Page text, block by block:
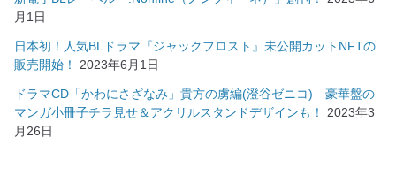
月1日
日本初！人気BLドラマ『ジャックフロスト』未公開カットNFTの
販売開始！
2023年6月1日
ドラマCD「かわにさざなみ」貴方の虜編(澄谷ゼニコ) 豪華盤の
マンガ小冊子チラ見せ＆アクリルスタンドデザインも！
2023年3
月26日